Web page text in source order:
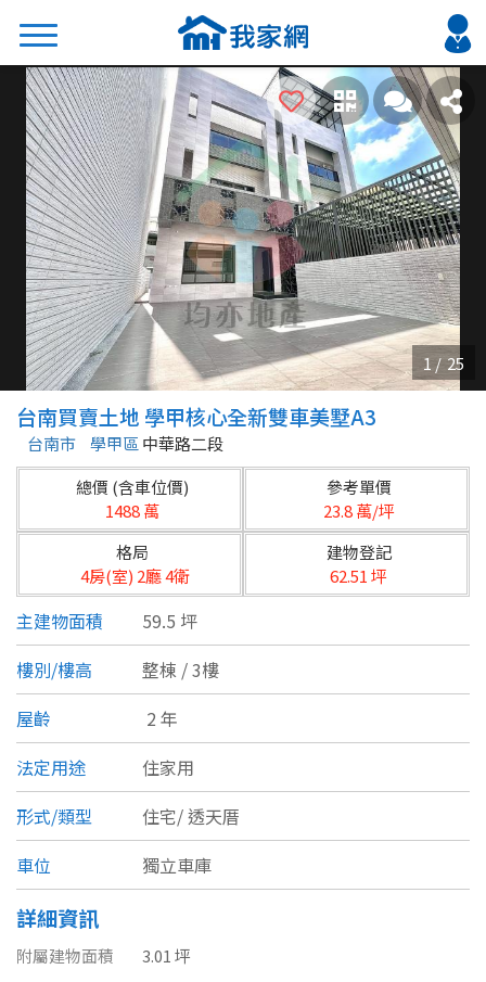
搜尋
熱門關鍵字
2026 台北降價好屋限量釋出
2026 新北降價好屋限量釋出
2026 台中降價好屋限量釋出
2026 台南降價好屋限量釋出
2026 高雄降價好屋限量釋出
縣市
不限
台北市
基隆市
新北市
宜蘭縣
桃園市
新竹市
新竹縣
苗栗縣
台中市
區域
類型(可複選)
公寓
別墅 透天厝
農舍 辦公
坪數
台南買賣土地 學甲核心全新雙車美墅A3
台南市 學甲區 中華路二段
總價 (含車位價)
1488 萬
參考單價
23.8 萬/坪
格局
4房(室) 2廳 4衛
建物登記
62.51 坪
主建物面積
59.5 坪
樓別/樓高
整棟 / 3樓
屋齡
2 年
法定用途
住家用
形式/類型
住宅/透天厝
車位
獨立車庫
詳細資訊
附屬建物面積
3.01 坪